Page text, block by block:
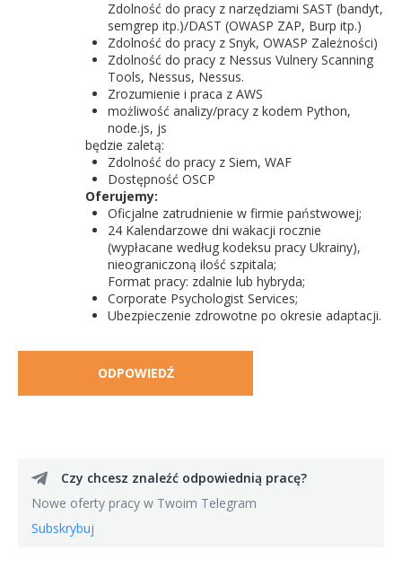
Zdolność do pracy z narzędziami SAST (bandyt,
semgrep itp.)/DAST (OWASP ZAP, Burp itp.)
Zdolność do pracy z Snyk, OWASP Zależności)
Zdolność do pracy z Nessus Vulnery Scanning
Tools, Nessus, Nessus.
Zrozumienie i praca z AWS
możliwość analizy/pracy z kodem Python,
node.js, js
będzie zaletą:
Zdolność do pracy z Siem, WAF
Dostępność OSCP
Oferujemy:
Oficjalne zatrudnienie w firmie państwowej;
24 Kalendarzowe dni wakacji rocznie
(wypłacane według kodeksu pracy Ukrainy),
nieograniczoną ilość szpitala;
Format pracy: zdalnie lub hybryda;
Corporate Psychologist Services;
Ubezpieczenie zdrowotne po okresie adaptacji.
ODPOWIEDŹ
Czy chcesz znaleźć odpowiednią pracę?
Nowe oferty pracy w Twoim Telegram
Subskrybuj